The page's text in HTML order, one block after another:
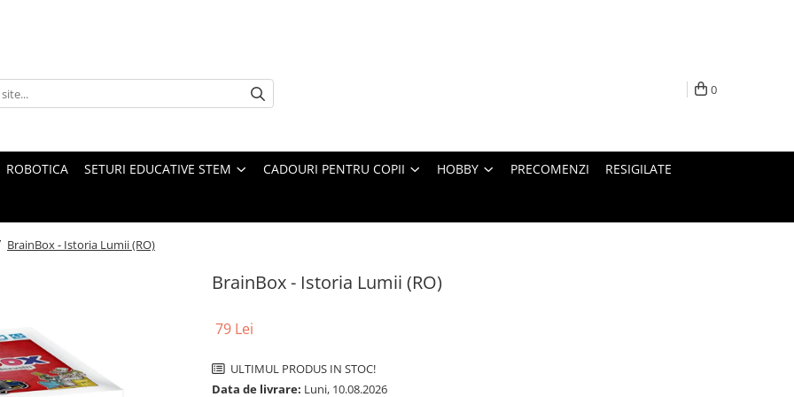
0
ROBOTICA SETURI EDUCATIVE STEM CADOURI PENTRU COPII HOBBY PRECOMENZI RESIGILATE
BrainBox - Istoria Lumii (RO)
BrainBox - Istoria Lumii (RO)
79 Lei
ULTIMUL PRODUS IN STOC!
Data de livrare: Luni, 10.08.2026